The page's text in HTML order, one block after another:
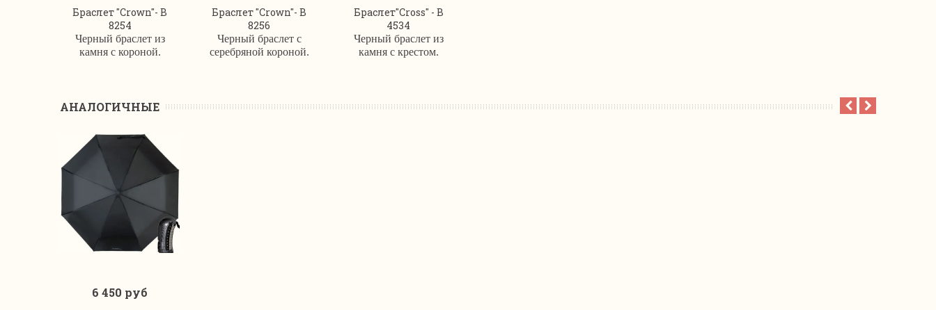
Браслет "Crown"- B
8254
Черный браслет из
камня с короной.
Браслет "Crown"- B
8256
Черный браслет с
серебряной короной.
Браслет"Cross" - B
4534
Черный браслет из
камня с крестом.
АНАЛОГИЧНЫЕ
В корзину
6 450 руб